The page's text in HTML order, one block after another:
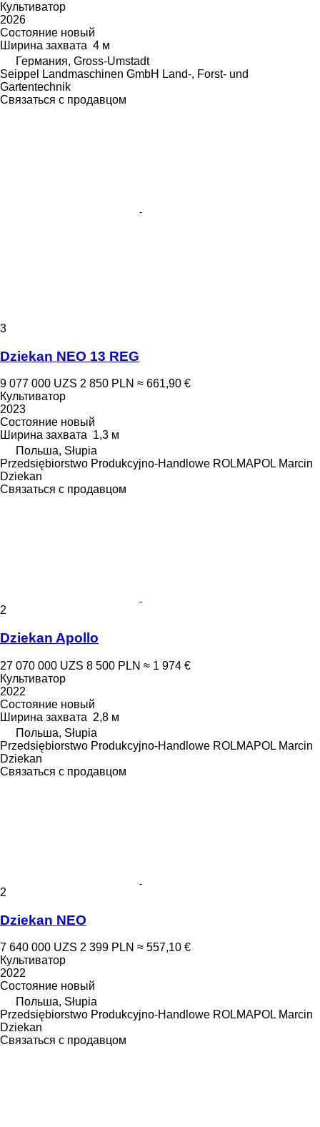
Культиватор
2026
Состояние новый
Ширина захвата 4 м
Германия, Gross-Umstadt
Seippel Landmaschinen GmbH Land-, Forst- und
Gartentechnik
Связаться с продавцом
3
Dziekan NEO 13 REG
9 077 000 UZS 2 850 PLN ≈ 661,90 €
Культиватор
2023
Состояние новый
Ширина захвата 1,3 м
Польша, Słupia
Przedsiębiorstwo Produkcyjno-Handlowe ROLMAPOL Marcin
Dziekan
Связаться с продавцом
2
Dziekan Apollo
27 070 000 UZS 8 500 PLN ≈ 1 974 €
Культиватор
2022
Состояние новый
Ширина захвата 2,8 м
Польша, Słupia
Przedsiębiorstwo Produkcyjno-Handlowe ROLMAPOL Marcin
Dziekan
Связаться с продавцом
2
Dziekan NEO
7 640 000 UZS 2 399 PLN ≈ 557,10 €
Культиватор
2022
Состояние новый
Польша, Słupia
Przedsiębiorstwo Produkcyjno-Handlowe ROLMAPOL Marcin
Dziekan
Связаться с продавцом